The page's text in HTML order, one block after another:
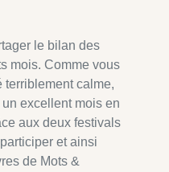
le bilan des
mois. Comme vous
terriblement calme,
excellent mois en
aux deux festivals
et ainsi
de Mots &